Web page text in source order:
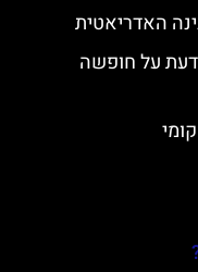
האדריאטית
על חופשה